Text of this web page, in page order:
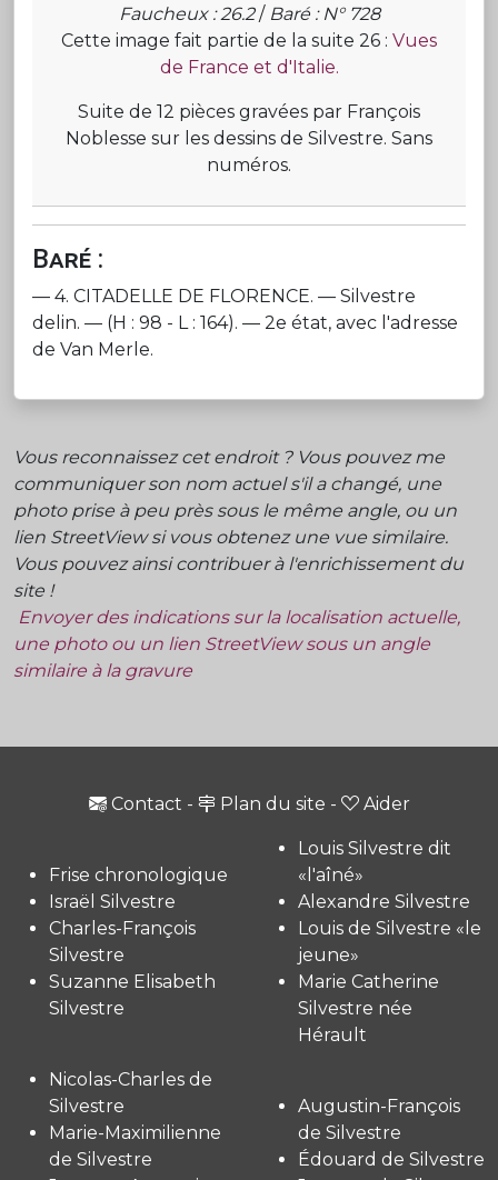
Faucheux : 26.2/ Baré : N° 728
Cette image fait partie de la suite 26 : Vues
de France et d'Italie.
Suite de 12 pièces gravées par François
Noblesse sur les dessins de Silvestre. Sans
numéros.
Baré :
— 4. CITADELLE DE FLORENCE. — Silvestre
delin. — (H : 98 - L : 164). — 2e état, avec l'adresse
de Van Merle.
Vous reconnaissez cet endroit ? Vous pouvez me
communiquer son nom actuel s'il a changé, une
photo prise à peu près sous le même angle, ou un
lien StreetView si vous obtenez une vue similaire.
Vous pouvez ainsi contribuer à l'enrichissement du
site !
Envoyer des indications sur la localisation actuelle,
une photo ou un lien StreetView sous un angle
similaire à la gravure
Contact - Plan du site - Aider
Frise chronologique
Israël Silvestre
Charles-François
Silvestre
Suzanne Elisabeth
Silvestre
Louis Silvestre dit
«l'aîné»
Alexandre Silvestre
Louis de Silvestre «le
jeune»
Marie Catherine
Silvestre née
Hérault
Nicolas-Charles de
Silvestre
Marie-Maximilienne
de Silvestre
Augustin-François
de Silvestre
Édouard de Silvestre